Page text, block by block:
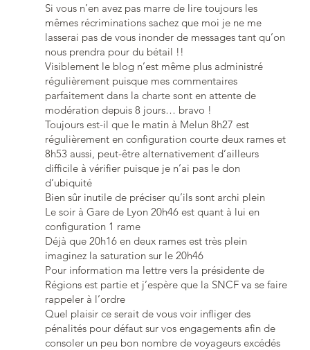
Si vous n’en avez pas marre de lire toujours les
mêmes récriminations sachez que moi je ne me
lasserai pas de vous inonder de messages tant qu’on
nous prendra pour du bétail !!
Visiblement le blog n’est même plus administré
régulièrement puisque mes commentaires
parfaitement dans la charte sont en attente de
modération depuis 8 jours… bravo !
Toujours est-il que le matin à Melun 8h27 est
régulièrement en configuration courte deux rames et
8h53 aussi, peut-être alternativement d’ailleurs
difficile à vérifier puisque je n’ai pas le don
d’ubiquité
Bien sûr inutile de préciser qu’ils sont archi plein
Le soir à Gare de Lyon 20h46 est quant à lui en
configuration 1 rame
Déjà que 20h16 en deux rames est très plein
imaginez la saturation sur le 20h46
Pour information ma lettre vers la présidente de
Régions est partie et j’espère que la SNCF va se faire
rappeler à l’ordre
Quel plaisir ce serait de vous voir infliger des
pénalités pour défaut sur vos engagements afin de
consoler un peu bon nombre de voyageurs excédés